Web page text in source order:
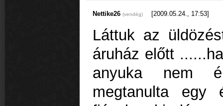
Nettike26 (vendég) [2009.05.24., 17:53]
Láttuk az
áruház előtt
anyuka nem ér
megtanulta egy